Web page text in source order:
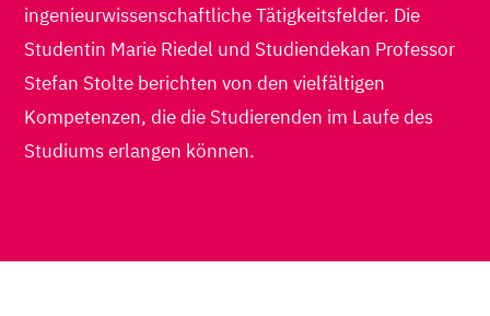
ingenieurwissenschaftliche Tätigkeitsfelder. Die
Studentin Marie Riedel und Studiendekan Professor
Stefan Stolte berichten von den vielfältigen
Kompetenzen, die die Studierenden im Laufe des
Studiums erlangen können.